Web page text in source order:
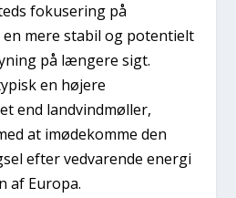
fokusering på
mere stabil og potentielt
på længere sigt.
en højere
end landvindmøller,
at imødekomme den
efter vedvarende energi
af Europa.